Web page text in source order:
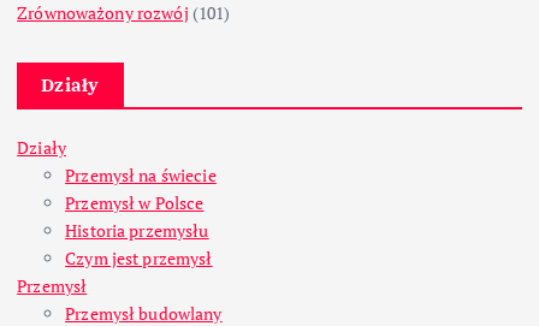
Zrównoważony rozwój (101)
Działy
Działy
Przemysł na świecie
Przemysł w Polsce
Historia przemysłu
Czym jest przemysł
Przemysł
Przemysł budowlany